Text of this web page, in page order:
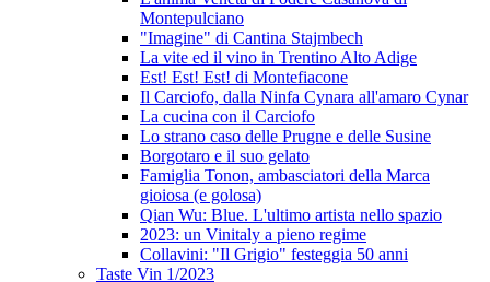
Montepulciano
"Imagine" di Cantina Stajmbech
La vite ed il vino in Trentino Alto Adige
Est! Est! Est! di Montefiacone
Il Carciofo, dalla Ninfa Cynara all'amaro Cynar
La cucina con il Carciofo
Lo strano caso delle Prugne e delle Susine
Borgotaro e il suo gelato
Famiglia Tonon, ambasciatori della Marca
gioiosa (e golosa)
Qian Wu: Blue. L'ultimo artista nello spazio
2023: un Vinitaly a pieno regime
Collavini: "Il Grigio" festeggia 50 anni
Taste Vin 1/2023